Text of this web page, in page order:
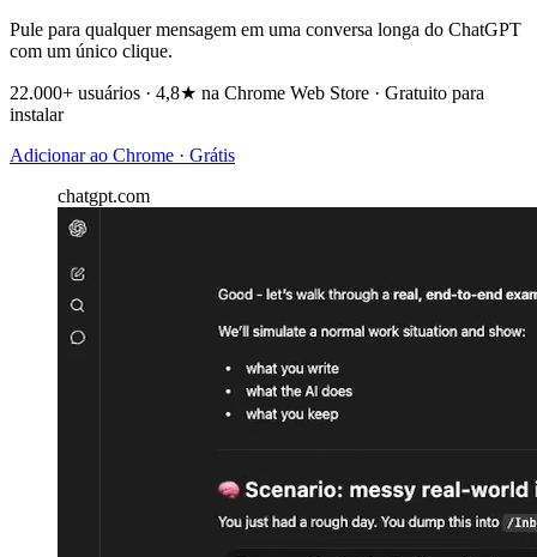
Pule para qualquer mensagem em uma conversa longa do ChatGPT
com um único clique.
22.000+ usuários · 4,8★ na Chrome Web Store · Gratuito para
instalar
Adicionar ao Chrome · Grátis
chatgpt.com